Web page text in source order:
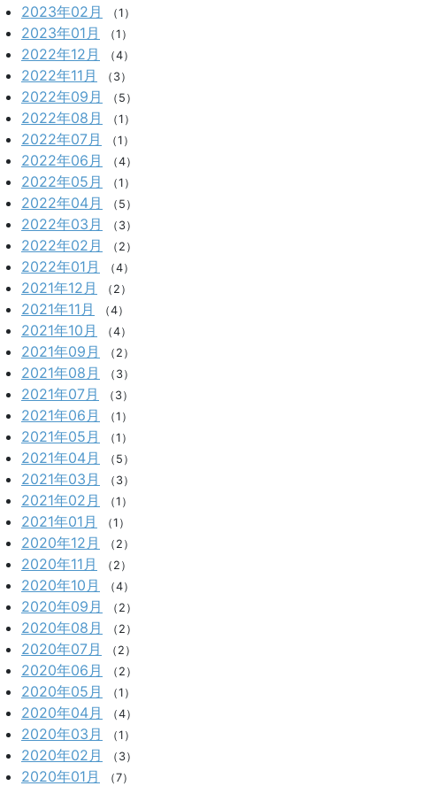
2023年02月 （1）
2023年01月 （1）
2022年12月 （4）
2022年11月 （3）
2022年09月 （5）
2022年08月 （1）
2022年07月 （1）
2022年06月 （4）
2022年05月 （1）
2022年04月 （5）
2022年03月 （3）
2022年02月 （2）
2022年01月 （4）
2021年12月 （2）
2021年11月 （4）
2021年10月 （4）
2021年09月 （2）
2021年08月 （3）
2021年07月 （3）
2021年06月 （1）
2021年05月 （1）
2021年04月 （5）
2021年03月 （3）
2021年02月 （1）
2021年01月 （1）
2020年12月 （2）
2020年11月 （2）
2020年10月 （4）
2020年09月 （2）
2020年08月 （2）
2020年07月 （2）
2020年06月 （2）
2020年05月 （1）
2020年04月 （4）
2020年03月 （1）
2020年02月 （3）
2020年01月 （7）